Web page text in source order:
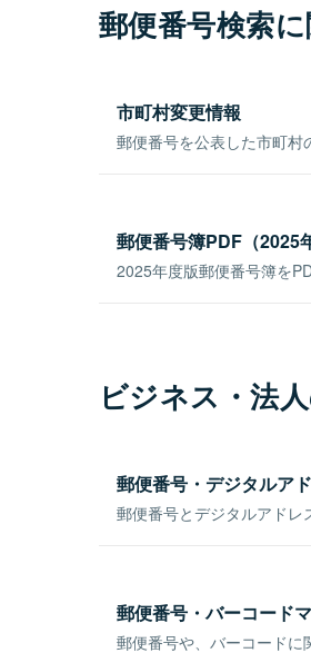
郵便番号検索
市町村変更情報
郵便番号を公表した市町村
郵便番号簿PDF（2025
2025年度版郵便番号簿を
ビジネス・法
郵便番号・デジタルア
郵便番号とデジタルアドレ
郵便番号・バーコード
郵便番号や、バーコードに